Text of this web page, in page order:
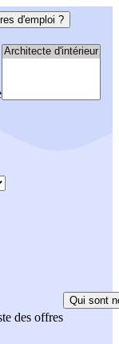
d'emploi ?
des offres
Qui sont